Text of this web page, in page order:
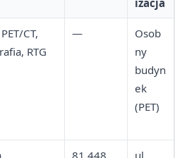
izacja
CT,
RTG
—
Osob
ny
budyn
ek
(PET)